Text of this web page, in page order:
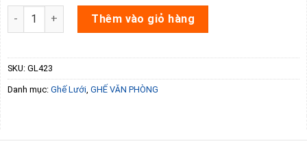
Ghế Lưới GL423 số lượngThêm vào giỏ hàng
SKU: GL423
Danh mục: Ghế Lưới, GHẾ VĂN PHÒNG